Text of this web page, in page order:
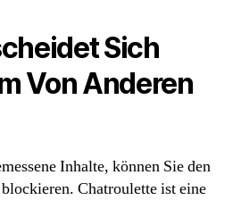
Sich
Von Anderen
Inhalte, können Sie den
Chatroulette ist eine